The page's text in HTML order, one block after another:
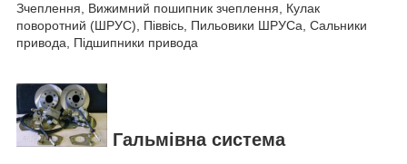
Зчеплення, Вижимний пошипник зчеплення, Кулак
поворотний (ШРУС), Піввісь, Пильовики ШРУСа, Сальники
привода, Підшипники привода
Гальмівна система